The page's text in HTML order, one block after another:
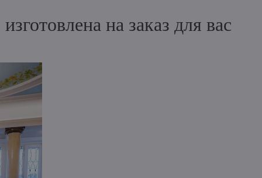
на заказ для вас